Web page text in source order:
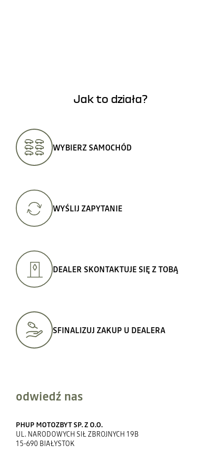
Jak to działa?
WYBIERZ SAMOCHÓD
WYŚLIJ ZAPYTANIE
DEALER SKONTAKTUJE SIĘ Z TOBĄ
SFINALIZUJ ZAKUP U DEALERA
odwiedź nas
PHUP MOTOZBYT SP. Z O.O.
UL. NARODOWYCH SIŁ ZBROJNYCH 19B
15-690 BIAŁYSTOK